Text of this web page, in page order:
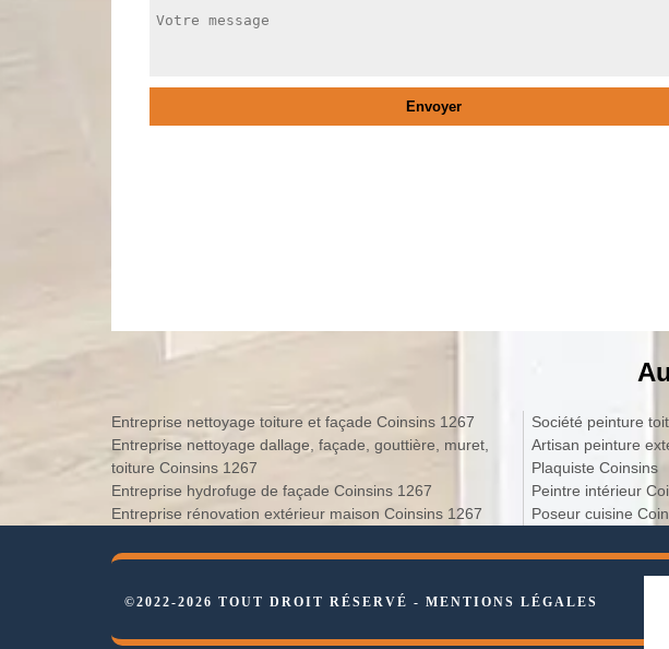
Entreprise nettoyage toiture et façade Coinsins 1267
Entreprise nettoyage dallage, façade, gouttière, muret,
toiture Coinsins 1267
Entreprise hydrofuge de façade Coinsins 1267
Entreprise rénovation extérieur maison Coinsins 1267
Société peinture
Artisan peinture
Plaquiste Coinsins
Peintre intérieur
Poseur cuisine
©2022-2026 TOUT DROIT RÉSERVÉ - MENTIONS LÉGALES